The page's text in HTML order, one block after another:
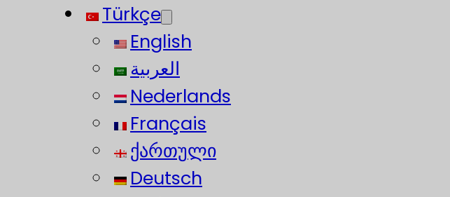
Türkçe
English
العربية
Nederlands
Français
ქართული
Deutsch